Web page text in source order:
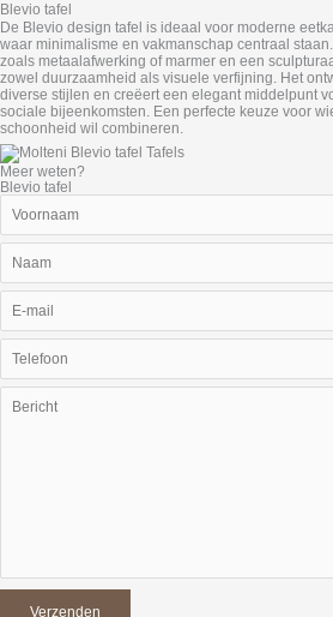
Blevio tafel
De Blevio design tafel is ideaal voor moderne
waar minimalisme en vakmanschap centraal
zoals metaalafwerking of marmer en een
zowel duurzaamheid als visuele verfijning. Het
diverse stijlen en creëert een elegant middelpunt
sociale bijeenkomsten. Een perfecte keuze voor
schoonheid wil combineren.
Meer weten?
Blevio tafel